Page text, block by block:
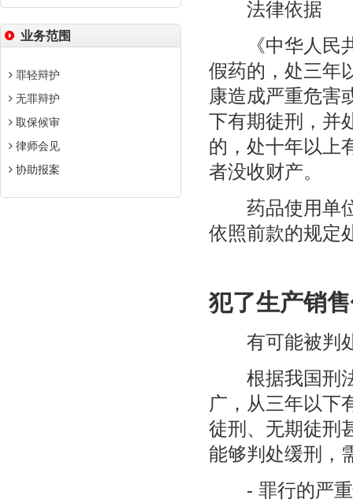
业务范围
罪轻辩护
无罪辩护
取保候审
律师会见
协助报案
法律依据
《中华人民共
假药的，处三年
康造成严重危害
下有期徒刑，并
的，处十年以上
者没收财产。
药品使用单位
依照前款的规定
犯了生产销
有可能被判处
根据我国刑法
广，从三年以下
徒刑、无期徒刑
能够判处缓刑，
- 罪行的严重